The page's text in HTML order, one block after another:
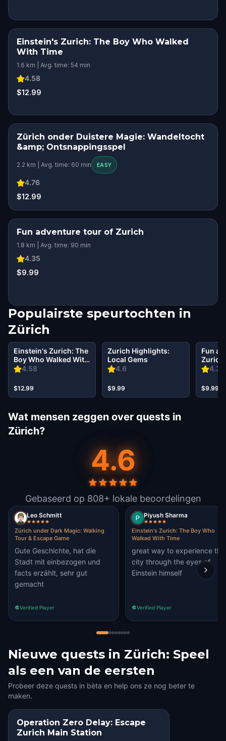
Einstein's Zurich: The Boy Who Walked
With Time
1.6 km | Avg. time: 54 min
4.58
$12.99
Zürich onder Duistere Magie: Wandeltocht
&amp; Ontsnappingsspel
2.2 km | Avg. time: 60 min EASY
4.76
$12.99
Fun adventure tour of Zurich
1.8 km | Avg. time: 90 min
4.35
$9.99
Populairste speurtochten in
Zürich
4.58
Einstein's Zurich: The
Boy Who Walked With
Time
$12.99
4.6
Zurich Highlights:
Local Gems
$9.99
4.35
Fun
Zurich
$9.99
Wat mensen zeggen over quests in
Zürich?
4.6
Gebaseerd op 808+ lokale beoordelingen
Leo Schmitt
Zürich under Dark Magic: Walking
Tour & Escape Game
Gute Geschichte, hat die
Stadt mit einbezogen und
facts erzählt, sehr gut
gemacht
Verified Player
Piyush Sharma
Einstein's Zurich: The Boy Who
Walked With Time
great way to experience the
city through the eyes of
Einstein himself
Verified Player
Nieuwe quests in Zürich: Speel
als een van de eersten
Probeer deze quests in bèta en help ons ze nog beter te
maken.
Operation Zero Delay: Escape
Zurich Main Station